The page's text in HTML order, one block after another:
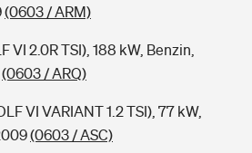
(0603 / ARM)
VI 2.0R TSI), 188 kW, Benzin,
(0603 / ARQ)
VI VARIANT 1.2 TSI), 77 kW,
(0603 / ASC)